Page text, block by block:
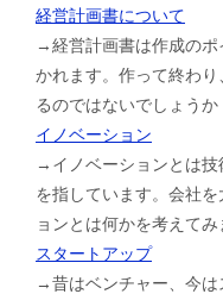
経営計画書について
→経営計画書は作成のポ
かれます。作って終わ
るのではないでしょうか
イノベーション
→イノベーションとは技
を指しています。会社
ョンとは何かを考えてみ
スタートアップ
→昔はベンチャー、今は